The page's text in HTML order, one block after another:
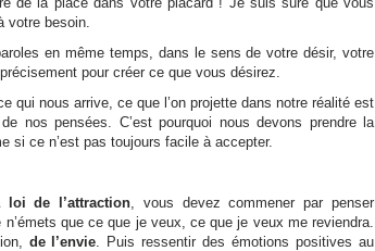
votre besoin.
en même temps, dans le sens de votre désir, votre
pour créer ce que vous désirez.
qui nous arrive, ce que l’on projette dans notre réalité est
nos pensées. C’est pourquoi nous devons prendre la
si ce n’est pas toujours facile à accepter.
loi de l’attraction , vous devez commener par penser
que ce que je veux, ce que je veux me reviendra.
de l’envie . Puis ressentir des émotions positives au